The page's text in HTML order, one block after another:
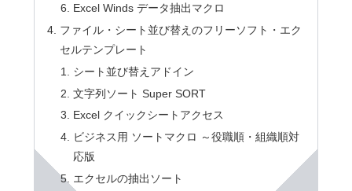
Excel Winds データ抽出マクロ
ファイル・シート並び替えのフリーソフト・エク
セルテンプレート
シート並び替えアドイン
文字列ソート Super SORT
Excel クイックシートアクセス
ビジネス用 ソートマクロ ～役職順・組織順対
応版
エクセルの抽出ソート